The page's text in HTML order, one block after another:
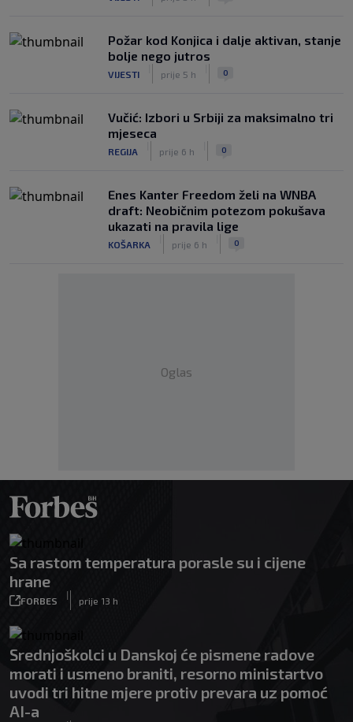
Požar kod Konjica i dalje aktivan, stanje
bolje nego jutros
VIJESTI prije 5 h 0
Vučić: Izbori u Srbiji za maksimalno tri
mjeseca
REGIJA prije 6 h 0
Enes Kanter Freedom želi na WNBA
draft: Neobičnim potezom pokušava
ukazati na pravila lige
KOŠARKA prije 6 h 0
Oglas
Sa rastom temperatura porasle su i cijene
hrane
FORBES
|
prije 13 h
Srednjoškolci u Danskoj će pismene radove
morati i usmeno braniti, resorno ministartvo
uvodi tri hitne mjere protiv prevara uz pomoć
AI-a